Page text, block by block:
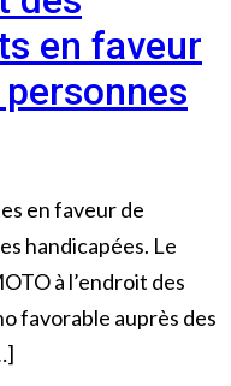
en faveur
en faveur de
handicapées. Le
à l’endroit des
favorable auprès des